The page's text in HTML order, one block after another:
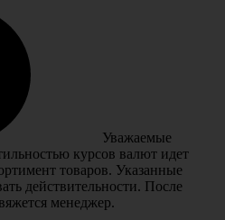
Уважаемые
курсов валют идет
товаров. Указанные
действительности. После
менеджер.